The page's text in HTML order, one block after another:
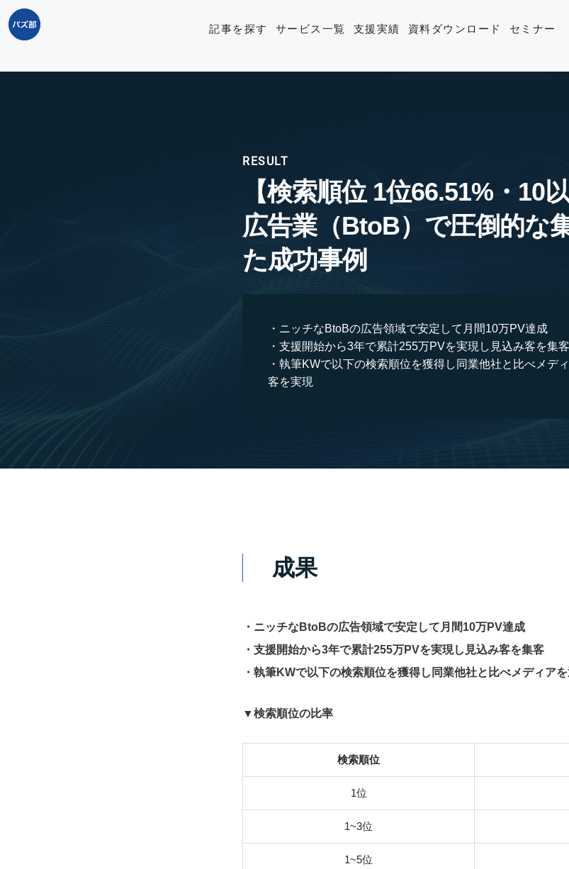
記事を探す サービス一覧 支援実績 資料ダウンロード セミナー
【検索順位 1位66.51%・10
広告業（BtoB）で圧倒的な
た成功事例
ニッチなBtoBの広告領域で安定して月間10万PV達成
支援開始から3年で累計255万PVを実現し見込み客を集客
執筆KWで以下の検索順位を獲得し同業他社と比べメデ
客を実現
成果
・ニッチなBtoBの広告領域で安定して月間10万PV達成
・支援開始から3年で累計255万PVを実現し見込み客を集客
・執筆KWで以下の検索順位を獲得し同業他社と比べメディア
▼検索順位の比率
検索順位
1位
1~3位
1~5位